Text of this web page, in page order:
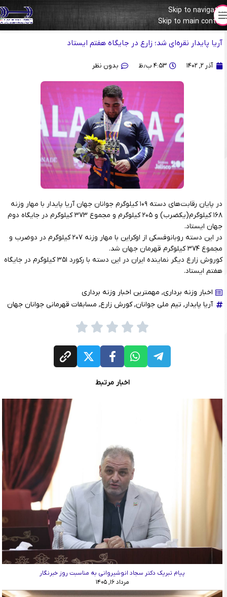
Skip to navigation
Skip to main content
قهرمانی جوانان جهان مکزیک
آریا پایدار نقره‌ای شد؛ زارع در جایگاه هفتم ایستاد
آذر ۲, ۱۴۰۲ ۴:۵۳ ب٫ظ بدون نظر
در پایان رقابت‌های دسته ۱۰۹ کیلوگرم جوانان جهان آریا پایدار با مهار وزنه
۱۶۸ کیلوگرم(یکضرب) و ۲۰۵ کیلوگرم و مجموع ۳۷۳ کیلوگرم در جایگاه دوم
جهان ایستاد.
در این دسته روبانوفسکی از اوکراین با مهار وزنه ۲۰۷ کیلوگرم در دوضرب و‌
مجموع ۳۷۴ کیلوگرم قهرمان جهان شد.
کوروش زارع دیگر نماینده ایران در این دسته با رکورد ۳۵۱ کیلوگرم در جایگاه
هفتم ایستاد.
اخبار وزنه برداری, مهمترین اخبار وزنه برداری
آریا پایدار, تیم ملی جوانان,کورش زارع, مسابقات قهرمانی جوانان جهان
اخبار مرتبط
پیام تبریک دکتر سجاد انوشیروانی به مناسبت روز خبرنگار
مرداد ۱۶, ۱۴۰۵